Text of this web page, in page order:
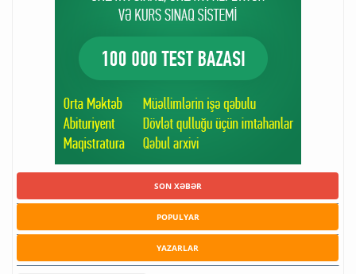
SON XƏBƏR
POPULYAR
YAZARLAR